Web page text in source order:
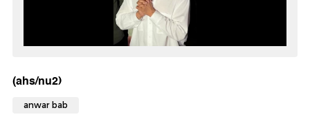
(ahs/nu2)
anwar bab